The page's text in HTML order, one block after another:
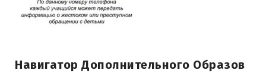
Навигатор Дополнительного Образов